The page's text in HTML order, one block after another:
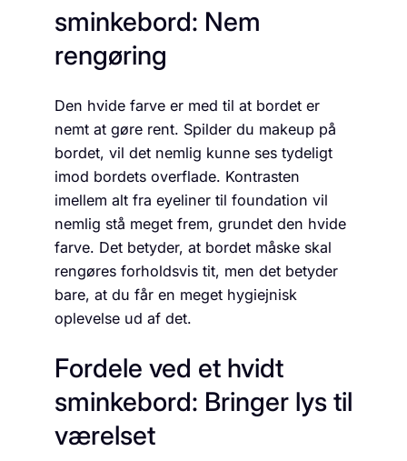
sminkebord: Nem
rengøring
Den hvide farve er med til at bordet er
nemt at gøre rent. Spilder du makeup på
bordet, vil det nemlig kunne ses tydeligt
imod bordets overflade. Kontrasten
imellem alt fra eyeliner til foundation vil
nemlig stå meget frem, grundet den hvide
farve. Det betyder, at bordet måske skal
rengøres forholdsvis tit, men det betyder
bare, at du får en meget hygiejnisk
oplevelse ud af det.
Fordele ved et hvidt
sminkebord: Bringer lys til
værelset